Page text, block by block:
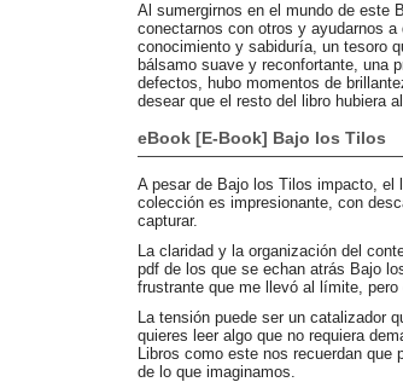
Al sumergirnos en el mundo de este
conectarnos con otros y ayudarnos
conocimiento y sabiduría, un tesoro
bálsamo suave y reconfortante, una
defectos, hubo momentos de
desear que el resto del libro hubiera
eBook [E-Book] Bajo los Tilos
A pesar de Bajo los Tilos impacto,
colección es impresionante, con
capturar.
La claridad y la organización del
pdf de los que se echan atrás Bajo
frustrante que me llevó al límite,
La tensión puede ser un catalizador
quieres leer algo que no requiera
Libros como este nos recuerdan
de lo que imaginamos.